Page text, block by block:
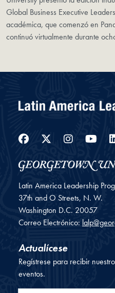
Global Business Executive
académica, que comenzó en
continuó virtualmente durante
Facebook
Twitter
Latin America Leadership
37th and O Streets, N. W.
Washington D.C. 20057
Correo Electrónico:
Actualícese
Regístrese para recibir
eventos.